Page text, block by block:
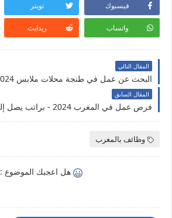
فيسبوك تويتر
واتساب ريدايت
المقال التالي
المقال السابق
فرص عمل في المغرب 2024 - براتب يصل إلى 8000 درهم
وظائف بالمغرب
هل اعجبك الموضوع :